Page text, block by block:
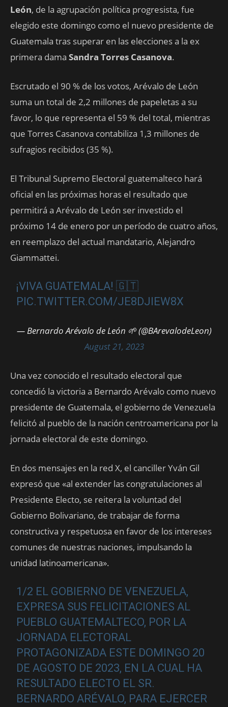
León, de la agrupación política progresista, fue
elegido este domingo como el nuevo presidente de
Guatemala tras superar en las elecciones a la ex
primera dama Sandra Torres Casanova.
Escrutado el 90 % de los votos, Arévalo de León
suma un total de 2,2 millones de papeletas a su
favor, lo que representa el 59 % del total, mientras
que Torres Casanova contabiliza 1,3 millones de
sufragios recibidos (35 %).
El Tribunal Supremo Electoral guatemalteco hará
oficial en las próximas horas el resultado que
permitirá a Arévalo de León ser investido el
próximo 14 de enero por un período de cuatro años,
en reemplazo del actual mandatario, Alejandro
Giammattei.
¡VIVA GUATEMALA! 🇬🇹
PIC.TWITTER.COM/JE8DJIEW8X
— Bernardo Arévalo de León 🌱 (@BArevalodeLeon)
August 21, 2023
Una vez conocido el resultado electoral que
concedió la victoria a Bernardo Arévalo como nuevo
presidente de Guatemala, el gobierno de Venezuela
felicitó al pueblo de la nación centroamericana por la
jornada electoral de este domingo.
En dos mensajes en la red X, el canciller Yván Gil
expresó que «al extender las congratulaciones al
Presidente Electo, se reitera la voluntad del
Gobierno Bolivariano, de trabajar de forma
constructiva y respetuosa en favor de los intereses
comunes de nuestras naciones, impulsando la
unidad latinoamericana».
1/2 EL GOBIERNO DE VENEZUELA,
EXPRESA SUS FELICITACIONES AL
PUEBLO GUATEMALTECO, POR LA
JORNADA ELECTORAL
PROTAGONIZADA ESTE DOMINGO 20
DE AGOSTO DE 2023, EN LA CUAL HA
RESULTADO ELECTO EL SR.
BERNARDO ARÉVALO, PARA EJERCER